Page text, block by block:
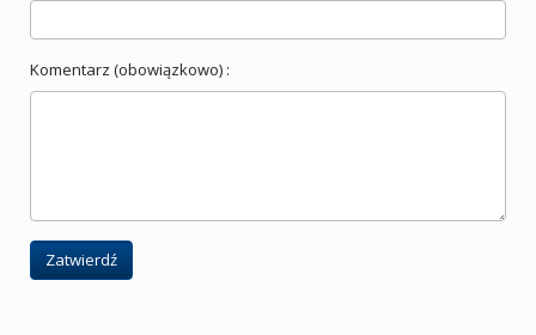
Komentarz (obowiązkowo) :
Zatwierdź